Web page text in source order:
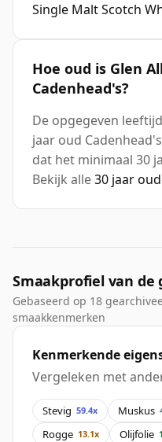
Single Malt Scotch
Hoe oud is Glen
Cadenhead's?
De opgegeven
jaar oud
dat het minimaal 30
Bekijk alle30 jaar
Smaakprofiel van de
Gebaseerd op 18
smaakkenmerken
Kenmerkende
Vergeleken met
Stevig 59.4x Muskus
Rogge 13.1x Olijfolie